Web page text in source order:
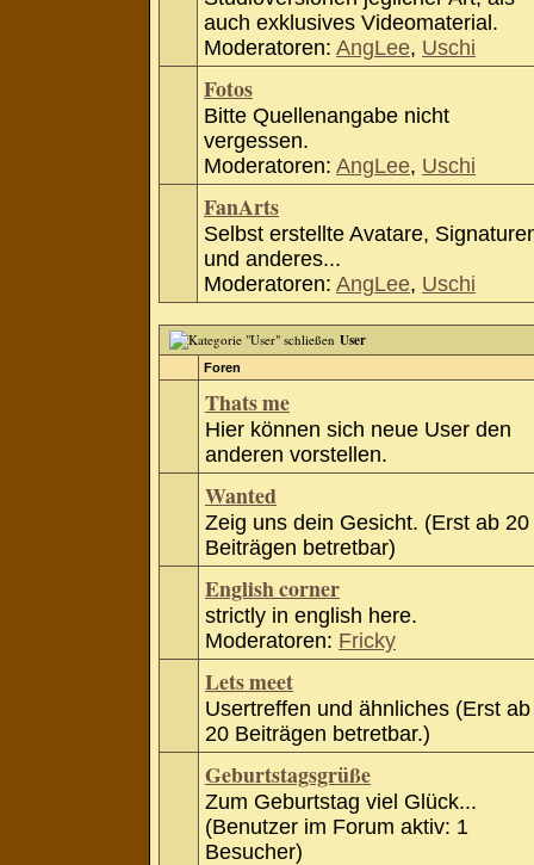
auch exklusives Videomaterial.
Moderatoren: AngLee, Uschi
Fotos
Bitte Quellenangabe nicht
vergessen.
Moderatoren: AngLee, Uschi
FanArts
Selbst erstellte Avatare,
und anderes...
Moderatoren: AngLee, Uschi
User
Foren
Thats me
Hier können sich neue User den
anderen vorstellen.
Wanted
Zeig uns dein Gesicht. (Erst ab 20
Beiträgen betretbar)
English corner
strictly in english here.
Moderatoren: Fricky
Lets meet
Usertreffen und ähnliches (Erst ab
20 Beiträgen betretbar.)
Geburtstagsgrüße
Zum Geburtstag viel Glück...
(Benutzer im Forum aktiv: 1
Besucher)